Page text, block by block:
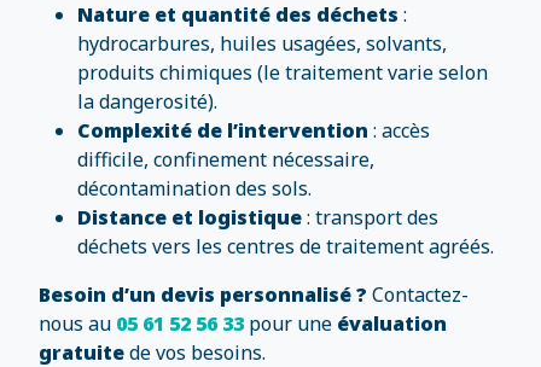
Nature et quantité des déchets :
hydrocarbures, huiles usagées, solvants,
produits chimiques (le traitement varie selon
la dangerosité).
Complexité de l’intervention : accès
difficile, confinement nécessaire,
décontamination des sols.
Distance et logistique: transport des
déchets vers les centres de traitement agréés.
Besoin d’un devis personnalisé ? Contactez-
nous au 05 61 52 56 33 pour une évaluation
gratuitede vos besoins.